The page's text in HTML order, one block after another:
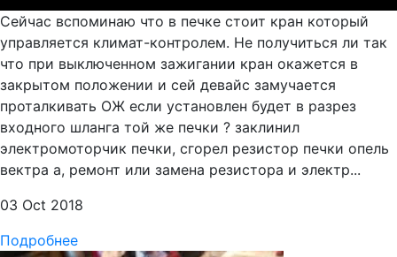
Сейчас вспоминаю что в печке стоит кран который
управляется климат-контролем. Не получиться ли так
что при выключенном зажигании кран окажется в
закрытом положении и сей девайс замучается
проталкивать ОЖ если установлен будет в разрез
входного шланга той же печки ? заклинил
электромоторчик печки, сгорел резистор печки опель
вектра а, ремонт или замена резистора и электр...
03 Oct 2018
Подробнее